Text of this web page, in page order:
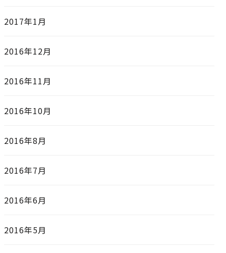
2017年1月
2016年12月
2016年11月
2016年10月
2016年8月
2016年7月
2016年6月
2016年5月